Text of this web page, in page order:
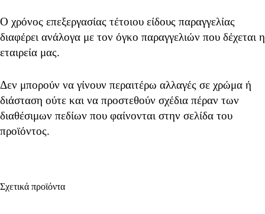
Ο χρόνος επεξεργασίας τέτοιου είδους παραγγελίας
διαφέρει ανάλογα με τον όγκο παραγγελιών που δέχεται η
εταιρεία μας.
Δεν μπορούν να γίνουν περαιτέρω αλλαγές σε χρώμα ή
διάσταση ούτε και να προστεθούν σχέδια πέραν των
διαθέσιμων πεδίων που φαίνονται στην σελίδα του
προϊόντος.
Σχετικά προϊόντα